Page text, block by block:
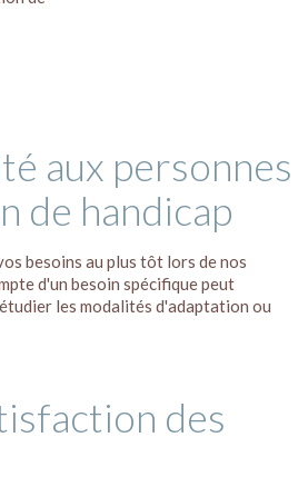
aux personnes
de handicap
besoins au plus tôt lors de nos
d'un besoin spécifique peut
les modalités d'adaptation ou
des